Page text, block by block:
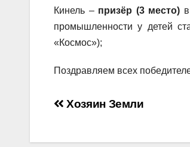
Кинель – призёр (3 место)
промышленности у детей
«Космос»);
Поздравляем всех
Навигация
Хозяин Земли